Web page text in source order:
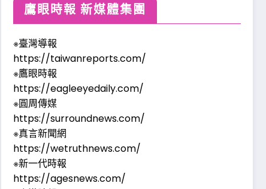
鷹眼時報 新媒體集團
※臺灣導報
https://taiwanreports.com/
※鷹眼時報
https://eagleeyedaily.com/
※圓周傳媒
https://surroundnews.com/
※真言新聞網
https://wetruthnews.com/
※新一代時報
https://agesnews.com/